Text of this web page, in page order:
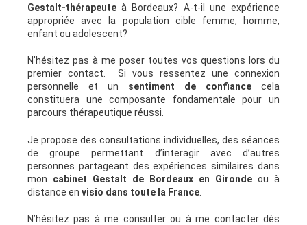
Gestalt-thérapeute à Bordeaux? A-t-il une expérience
appropriée avec la population cible femme, homme,
enfant ou adolescent?
N’hésitez pas à me poser toutes vos questions lors du
premier contact. Si vous ressentez une connexion
personnelle et un sentiment de confiance cela
constituera une composante fondamentale pour un
parcours thérapeutique réussi.
Je propose des consultations individuelles, des séances
de groupe permettant d’interagir avec d’autres
personnes partageant des expériences similaires dans
mon cabinet Gestalt de Bordeaux en Gironde ou à
distance en visio dans toute la France
N’hésitez pas à me consulter ou à me contacter dès